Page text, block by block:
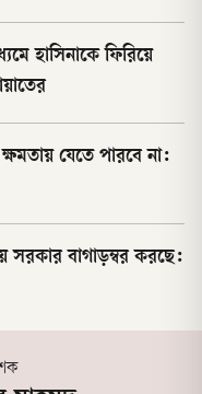
হাসিনাকে ফিরিয়ে
যেতে পারবে না:
সরকার বাগাড়ম্বর করছে: